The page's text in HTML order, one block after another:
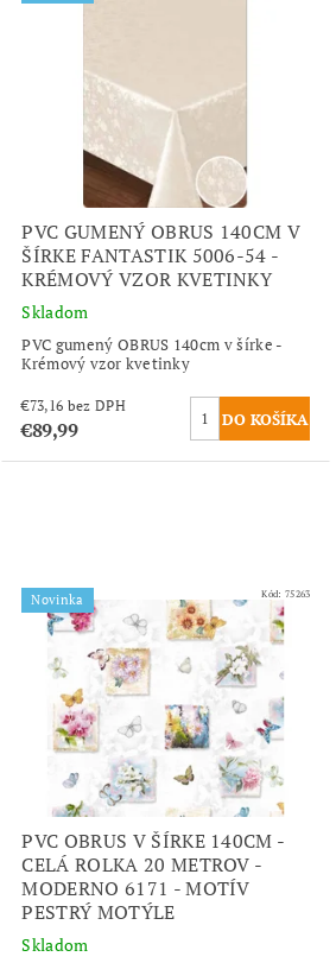
PVC GUMENÝ OBRUS 140CM V
ŠÍRKE FANTASTIK 5006-54 -
KRÉMOVÝ VZOR KVETINKY
Skladom
PVC gumený OBRUS 140cm v šírke -
Krémový vzor kvetinky
€73,16 bez DPH
€89,99
Novinka Kód: 75263
PVC OBRUS V ŠÍRKE 140CM -
CELÁ ROLKA 20 METROV -
MODERNO 6171 - MOTÍV
PESTRÝ MOTÝLE
Skladom